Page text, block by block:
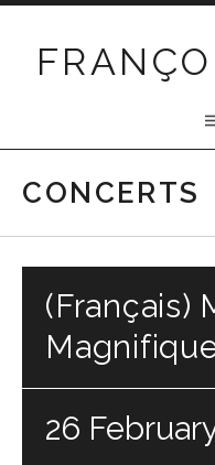
CONCERTS
(Français)
26